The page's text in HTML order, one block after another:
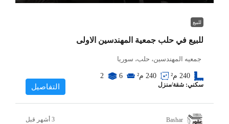
للبيع
للبيع في حلب جمعية المهندسين الاولى
جمعيه المهندسين، حلب، سوريا
240 م² 240 م² 6
2
سكني: شقة/منزل التفاصيل
Bashar